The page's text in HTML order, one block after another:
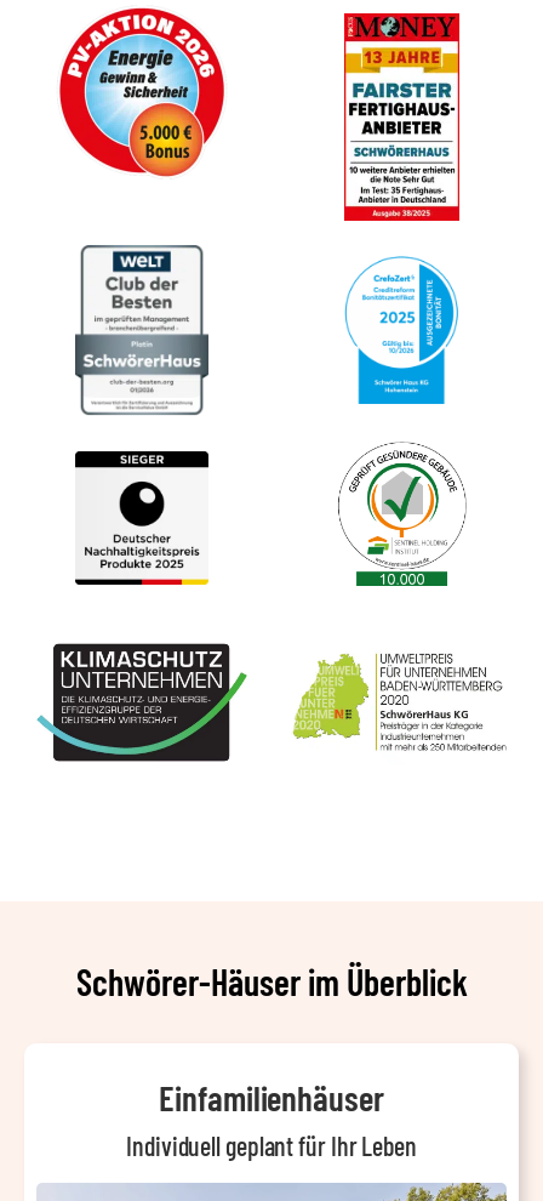
Schwörer-Häuser im Überblick
Einfamilienhäuser
Individuell geplant für Ihr Leben